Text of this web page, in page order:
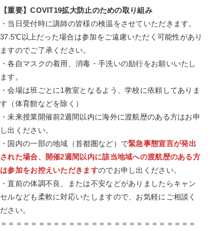
【重要】COVIT19拡大防止のための取り組み
・当日受付時に講師の皆様の検温をさせていただきます。
37.5℃以上だった場合は参加をご遠慮いただく可能性があり
ますのでご了承ください。
・各自マスクの着用、消毒・手洗いの励行をお願いいたし
ます。
・会場は班ごとに1教室となるよう、学校に依頼してありま
す（体育館などを除く）
・未来授業開催前2週間以内に海外に渡航歴のある方はお申
し出ください。
・国内の一部の地域（首都圏など）で緊急事態宣言が発出
された場合、開催2週間以内に該当地域への渡航歴のある方
は参加をお控えいただきますのでお申し出ください。
・直前の体調不良、または不安などがありましたらキャン
セルなども柔軟に対応いたしますので、お気軽にご相談く
ださい。
＝＝＝＝＝＝＝＝＝＝＝＝＝＝＝＝＝＝＝＝＝＝＝＝＝＝